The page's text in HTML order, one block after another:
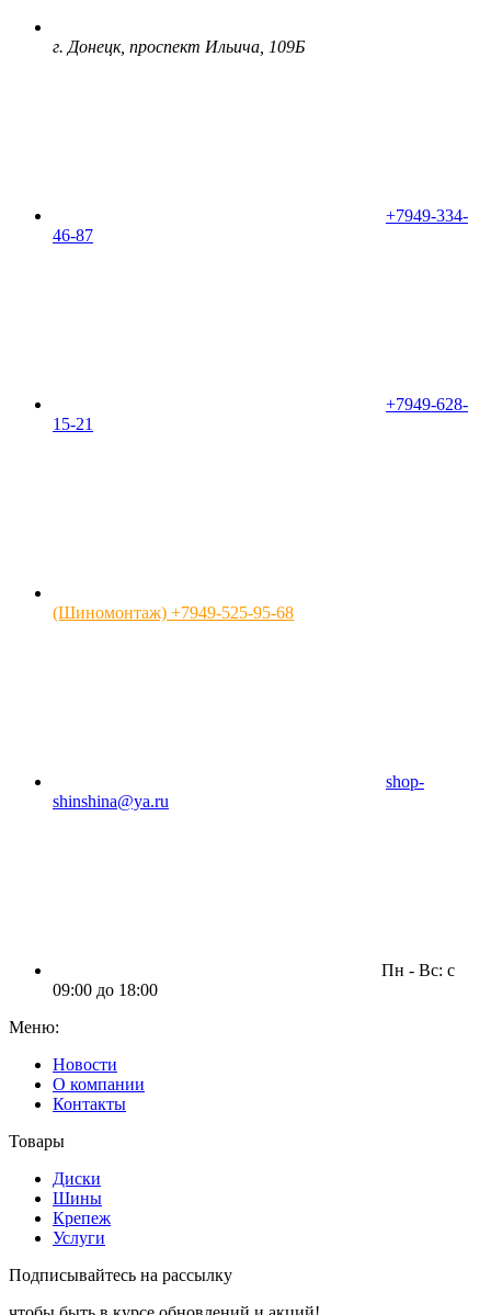
г. Донецк, проспект Ильича, 109Б
+7949-334-
46-87
+7949-628-
15-21
(Шиномонтаж) +7949-525-95-68
shop-
shinshina@ya.ru
Пн - Вс: c
09:00 до 18:00
Меню:
Новости
О компании
Контакты
Товары
Диски
Шины
Крепеж
Услуги
Подписывайтесь на рассылку